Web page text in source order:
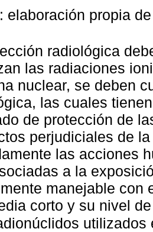
elaboración propia
radiológica
las radiaciones
nuclear, se deben
las cuales
de protección de
perjudiciales de
las acciones
a la
manejable con
corto y su nivel